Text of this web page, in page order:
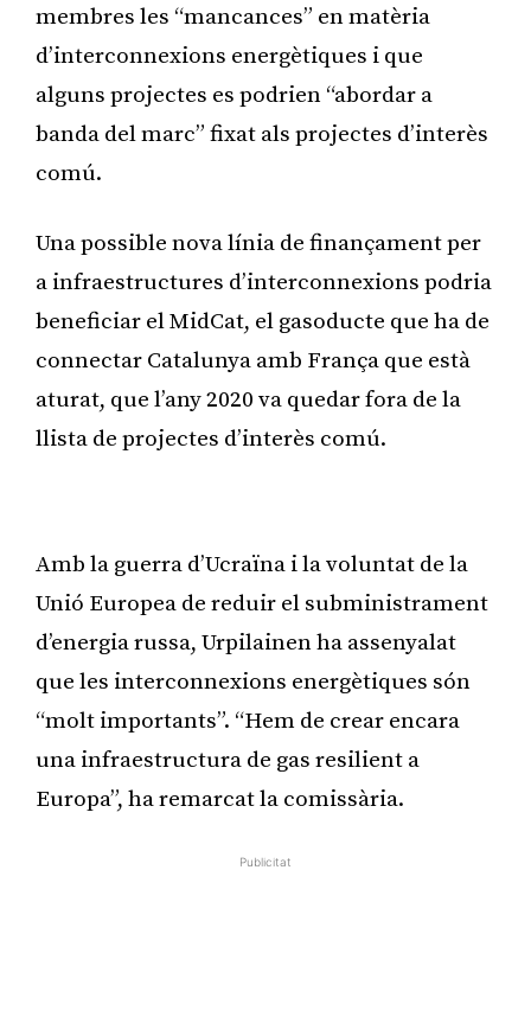
membres les “mancances” en matèria
d’interconnexions energètiques i que
alguns projectes es podrien “abordar a
banda del marc” fixat als projectes d’interès
comú.
Una possible nova línia de finançament per
a infraestructures d’interconnexions podria
beneficiar el MidCat, el gasoducte que ha de
connectar Catalunya amb França que està
aturat, que l’any 2020 va quedar fora de la
llista de projectes d’interès comú.
Amb la guerra d’Ucraïna i la voluntat de la
Unió Europea de reduir el subministrament
d’energia russa, Urpilainen ha assenyalat
que les interconnexions energètiques són
“molt importants”. “Hem de crear encara
una infraestructura de gas resilient a
Europa”, ha remarcat la comissària.
Publicitat